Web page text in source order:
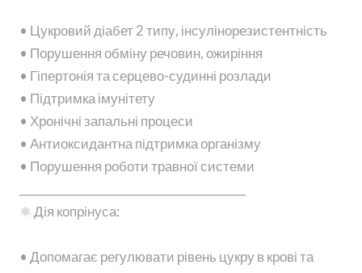
• Цукровий діабет 2 типу, інсулінорезистентність
• Порушення обміну речовин, ожиріння
• Гіпертонія та серцево-судинні розлади
• Підтримка імунітету
• Хронічні запальні процеси
• Антиоксидантна підтримка організму
• Порушення роботи травної системи
⚛️ Дія копрінуса:
• Допомагає регулювати рівень цукру в крові та